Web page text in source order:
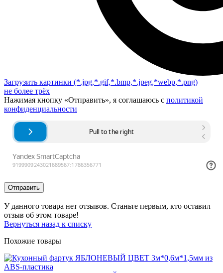
Загрузить картинки (*.jpg,*.gif,*.bmp,*.jpeg,*webp,*.png)
не более трёх
Нажимая кнопку «Отправить», я соглашаюсь с политикой
конфиденциальности
Отправить
У данного товара нет отзывов. Станьте первым, кто оставил
отзыв об этом товаре!
Вернуться назад к списку
Похожие товары